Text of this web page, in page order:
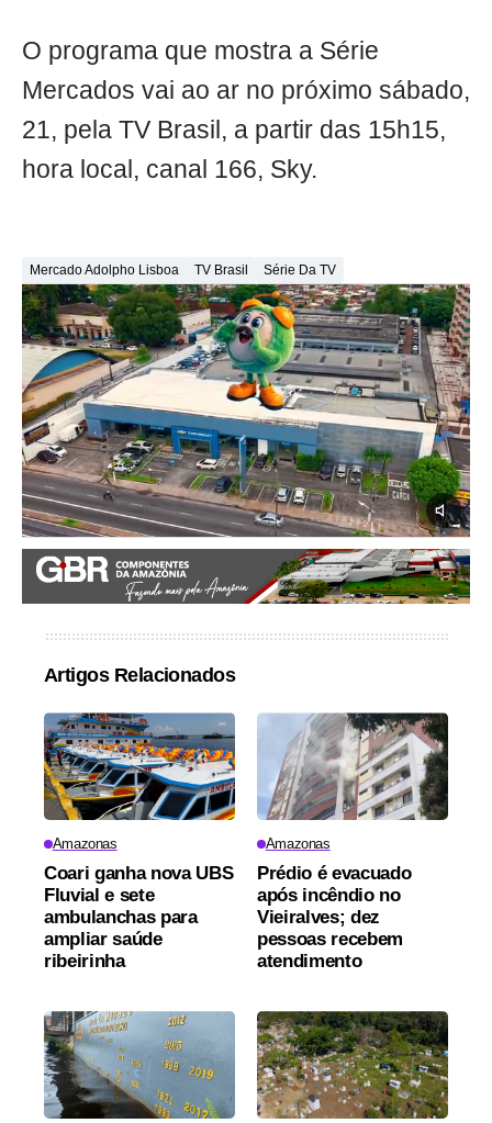
O programa que mostra a Série
Mercados vai ao ar no próximo sábado,
21, pela TV Brasil, a partir das 15h15,
hora local, canal 166, Sky.
Mercado Adolpho Lisboa TV Brasil Série Da TV
Artigos Relacionados
Amazonas
Coari ganha nova UBS
Fluvial e sete
ambulanchas para
ampliar saúde
ribeirinha
Amazonas
Prédio é evacuado
após incêndio no
Vieiralves; dez
pessoas recebem
atendimento